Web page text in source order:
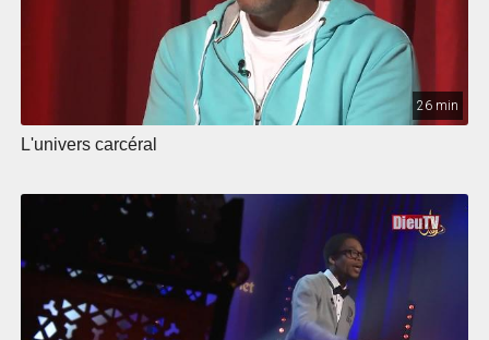
26 min
L'univers carcéral